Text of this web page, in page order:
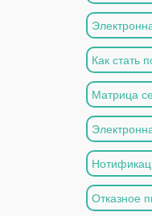
Как стать
Матрица
Отказное